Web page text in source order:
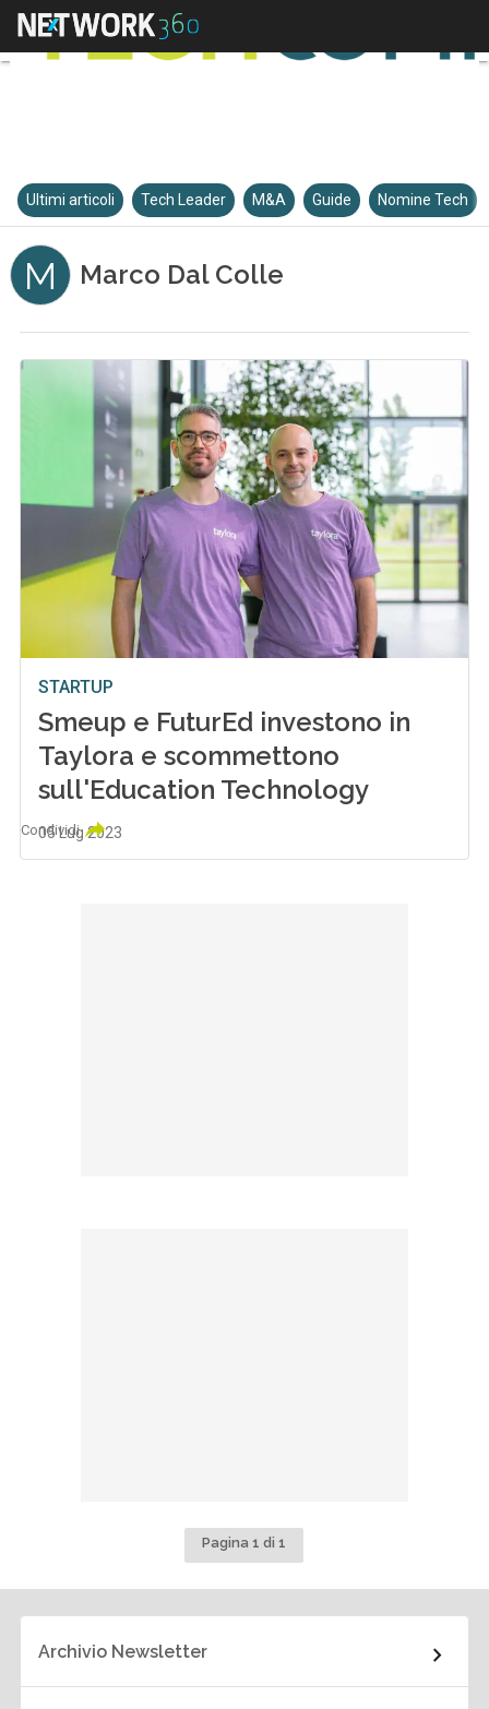
Ultimi articoli Tech Leader M&A Guide Nomine Tech
M Marco Dal Colle
STARTUP
Smeup e FuturEd investono in
Taylora e scommettono
sull'Education Technology
05 Lug 2023
Condividi
Pagina 1 di 1
Archivio Newsletter